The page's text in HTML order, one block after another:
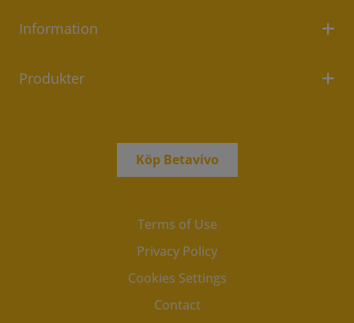
Information
Produkter
Köp Betavivo
Terms of Use
Privacy Policy
Cookies Settings
Contact